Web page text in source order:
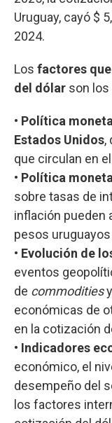
Uruguay, cayó $
2024.
Los factores
del dólar son
• Política
Estados Unidos,
que circulan en
• Política
sobre tasas de
inflación pueden
pesos uruguayos
• Evolución de
eventos
de commodities
económicas de
en la cotización
• Indicadores
económico, el
desempeño del
los factores